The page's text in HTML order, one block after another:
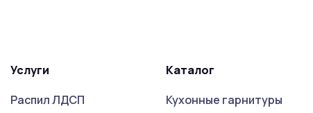
Услуги
Распил ЛДСП
Каталог
Кухонные гарнитуры